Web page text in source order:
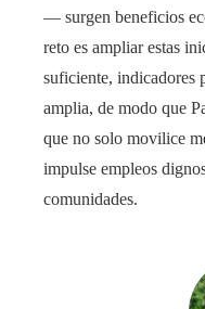
— surgen beneficios
reto es ampliar estas
suficiente, indicadores
amplia, de modo que
que no solo movilice
impulse empleos
comunidades.